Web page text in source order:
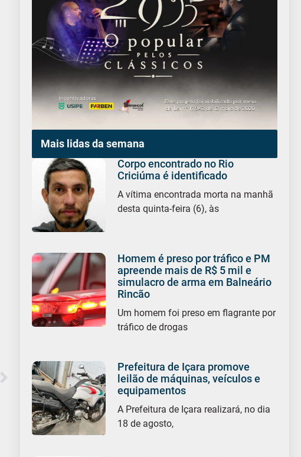
Mais lidas da semana
Corpo encontrado no Rio
Criciúma é identificado
A vítima encontrada morta na manhã
desta quinta-feira (6), às
Homem é preso por tráfico e PM
apreende mais de R$ 5 mil e
simulacro de arma em Balneário
Rincão
Um homem foi preso em flagrante por
tráfico de drogas
Prefeitura de Içara promove
leilão de máquinas, veículos e
equipamentos
A Prefeitura de Içara realizará, no dia
18 de agosto,